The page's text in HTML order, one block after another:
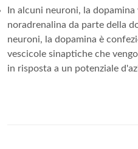
In alcuni neuroni, la
noradrenalina da parte della
neuroni, la dopamina è
vescicole sinaptiche che
in risposta a un potenziale